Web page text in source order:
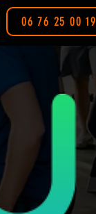
06 76 25 00 19